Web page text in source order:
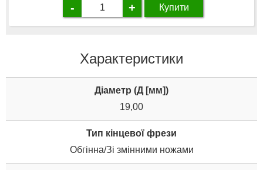
- + Купити
Характеристики
Діаметр (Д [мм])
19,00
Тип кінцевої фрези
Обгінна/Зі змінними ножами